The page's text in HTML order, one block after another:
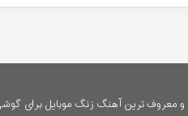
و معروف ترین آهنگ زنگ موبایل برای